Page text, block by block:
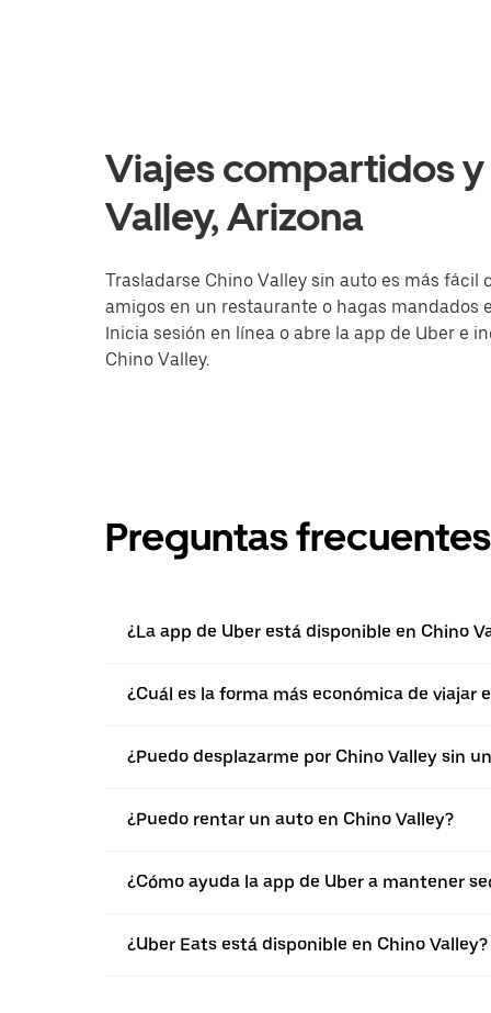
Viajes compartidos
Valley, Arizona
Trasladarse Chino Valley sin auto es más fácil
amigos en un restaurante o hagas mandados
Inicia sesión en línea o abre la app de Uber e
Chino Valley.
Preguntas frecuentes
¿La app de Uber está disponible en Chino
¿Cuál es la forma más económica de viajar
¿Puedo desplazarme por Chino Valley sin
¿Puedo rentar un auto en Chino Valley?
¿Cómo ayuda la app de Uber a mantener
¿Uber Eats está disponible en Chino Valley?